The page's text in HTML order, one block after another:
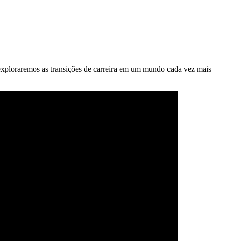
as transições de carreira em um mundo cada vez mais